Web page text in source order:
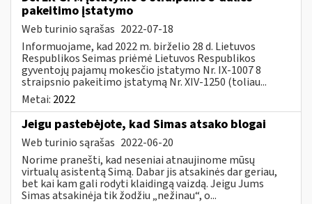
pakeitimo įstatymo
Web turinio sąrašas 2022-07-18
Informuojame, kad 2022 m. birželio 28 d. Lietuvos
Respublikos Seimas priėmė Lietuvos Respublikos
gyventojų pajamų mokesčio įstatymo Nr. IX-1007 8
straipsnio pakeitimo įstatymą Nr. XIV-1250 (toliau...
Metai: 2022
Jeigu pastebėjote, kad Simas atsako blogai
Web turinio sąrašas 2022-06-20
Norime pranešti, kad neseniai atnaujinome mūsų
virtualų asistentą Simą. Dabar jis atsakinės dar geriau,
bet kai kam gali rodyti klaidingą vaizdą. Jeigu Jums
Simas atsakinėja tik žodžiu „nežinau“, o...